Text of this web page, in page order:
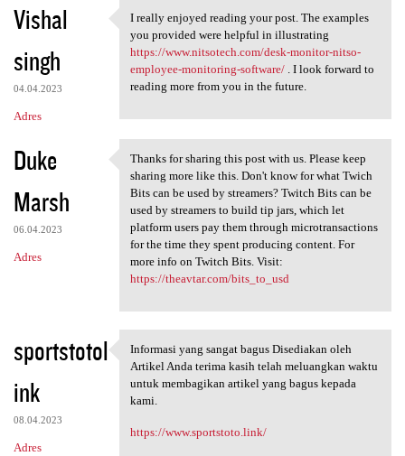
Vishal
singh
04.04.2023
Adres
I really enjoyed reading your
I really enjoyed reading your post. The examples
you provided were helpful in illustrating
https://www.nitsotech.com/desk-monitor-nitso-
employee-monitoring-software/. I look forward to
reading more from you in the future.
Duke
Marsh
06.04.2023
Adres
Thanks for sharing this post
Thanks for sharing this post with us. Please keep
sharing more like this. Don't know for what Twich
Bits can be used by streamers? Twitch Bits can be
used by streamers to build tip jars, which let
platform users pay them through microtransactions
for the time they spent producing content. For
more info on Twitch Bits. Visit:
https://theavtar.com/bits_to_usd
sportstotol
ink
08.04.2023
Adres
Informasi yang sangat bagus
Informasi yang sangat bagus Disediakan oleh
Artikel Anda terima kasih telah meluangkan waktu
untuk membagikan artikel yang bagus kepada
kami.
https://www.sportstoto.link/